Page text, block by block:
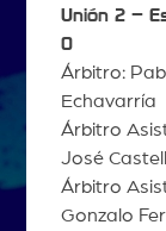
Unión 2 –
0
Árbitro:
Echavarría
Árbitro
José
Árbitro
Gonzalo